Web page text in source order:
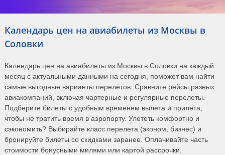
Календарь цен на авиабилеты из Москвы в
Соловки
Календарь цен на авиабилеты из Москвы в Соловки на каждый
месяц с актуальными данными на сегодня, поможет вам найти
самые выгодные варианты перелётов. Сравните рейсы разных
авиакомпаний, включая чартерные и регулярные перелеты.
Подберите билеты с удобным временем вылета и прилета,
чтобы не тратить время в аэропорту. Улететь комфортно и
сэкономить? Выбирайте класс перелета (эконом, бизнес) и
бронируйте билеты со скидками заранее. Оплачивайте часть
стоимости бонусными милями или картой рассрочки.